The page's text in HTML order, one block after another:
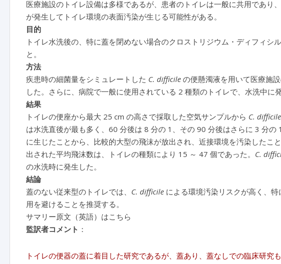
医療施設のトイレ設備は多様であるが、患者のトイレは一般に共用であり
が発生してトイレ環境の表面汚染が生じる可能性がある。
目的
トイレ水洗後の、特に蓋を閉めない場合のクロストリジウム・ディフィシ
と。
方法
疾患時の細菌量をシミュレートした C. difficile の便懸濁液を用いて医療施
した。さらに、病院で一般に使用されている 2 種類のトイレで、水洗中に
結果
トイレの便座から最大 25 cm の高さで採取した空気サンプルから C. difficile
は水洗直後が最も多く、60 分後は 8 分の 1、その 90 分後はさらに 3 分の
に生じたことから、比較的大型の飛沫が放出され、近接環境を汚染したこ
出された平均飛沫数は、トイレの種類により 15 ～ 47 個であった。 C.
の水洗時に発生した。
結論
蓋のない従来型のトイレでは、 C. difficile による環境汚染リスクが高く、特
用を避けることを推奨する。
サマリー原文（英語）はこちら
監訳者コメント ：
トイレの便器の蓋に着目した研究であるが、蓋あり、蓋なしでの臨床研究も